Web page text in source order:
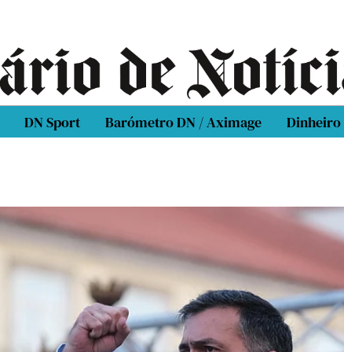
DN Sport Barómetro DN / Aximage Dinheiro